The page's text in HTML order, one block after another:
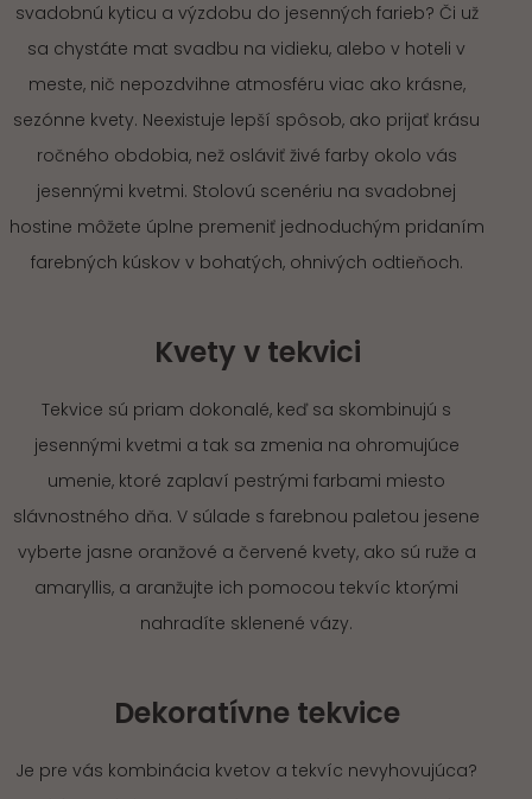
svadobnú kyticu a výzdobu do jesenných farieb? Či už
sa chystáte mat svadbu na vidieku, alebo v hoteli v
meste, nič nepozdvihne atmosféru viac ako krásne,
sezónne kvety. Neexistuje lepší spôsob, ako prijať krásu
ročného obdobia, než osláviť živé farby okolo vás
jesennými kvetmi. Stolovú scenériu na svadobnej
hostine môžete úplne premeniť jednoduchým pridaním
farebných kúskov v bohatých, ohnivých odtieňoch.
Kvety v tekvici
Tekvice sú priam dokonalé, keď sa skombinujú s
jesennými kvetmi a tak sa zmenia na ohromujúce
umenie, ktoré zaplaví pestrými farbami miesto
slávnostného dňa. V súlade s farebnou paletou jesene
vyberte jasne oranžové a červené kvety, ako sú ruže a
amaryllis, a aranžujte ich pomocou tekvíc ktorými
nahradíte sklenené vázy.
Dekoratívne tekvice
Je pre vás kombinácia kvetov a tekvíc nevyhovujúca?